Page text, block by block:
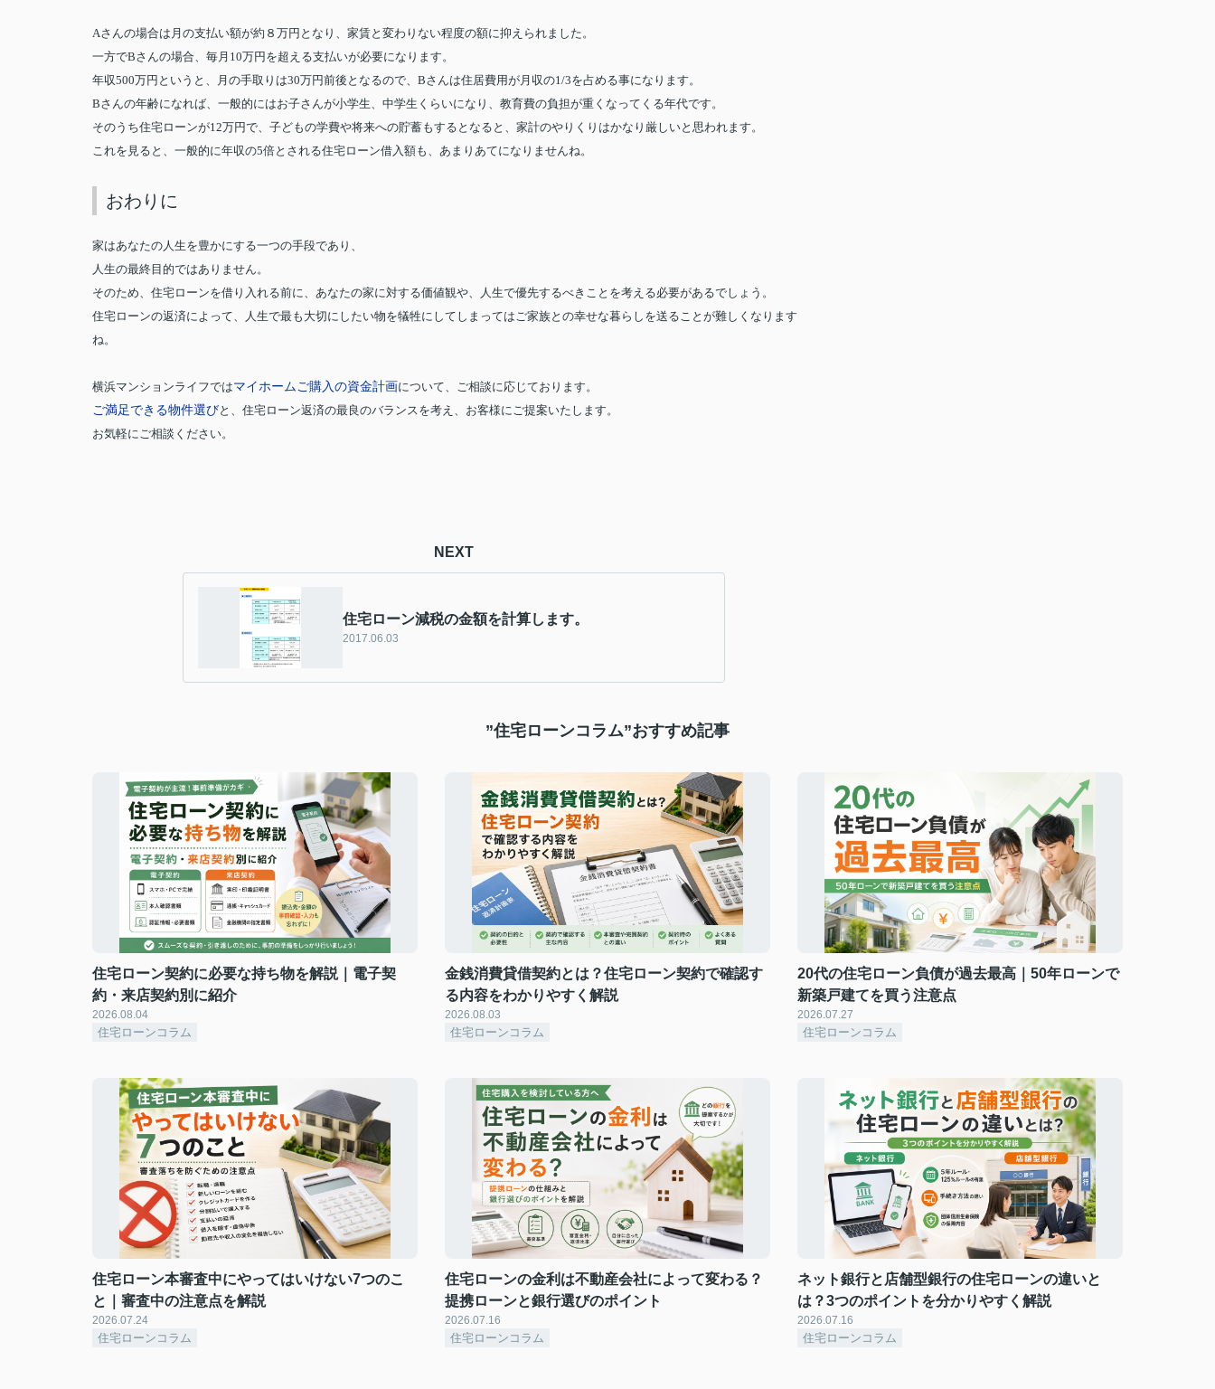
Aさんの場合は月の支払い額が約８万円となり、家賃と変わりない程度の額に抑えられました。
一方でBさんの場合、毎月10万円を超える支払いが必要になります。
年収500万円というと、月の手取りは30万円前後となるので、Bさんは住居費用が月収の1/3を占める事になります。
Bさんの年齢になれば、一般的にはお子さんが小学生、中学生くらいになり、教育費の負担が重くなってくる年代です。
そのうち住宅ローンが12万円で、子どもの学費や将来への貯蓄もするとなると、家計のやりくりはかなり厳しいと思われます。
これを見ると、一般的に年収の5倍とされる住宅ローン借入額も、あまりあてになりませんね。
おわりに
家はあなたの人生を豊かにする一つの手段であり、
人生の最終目的ではありません。
そのため、住宅ローンを借り入れる前に、あなたの家に対する価値観や、人生で優先するべきことを考える必要があるでしょう。
住宅ローンの返済によって、人生で最も大切にしたい物を犠牲にしてしまってはご家族との幸せな暮らしを送ることが難しくなります
ね。
横浜マンションライフではマイホームご購入の資金計画について、 ご相談に応じております。
ご満足できる物件選びと、住宅ローン返済の最良のバランスを考え、お客様にご提案いたします。
お気軽にご相談ください。
NEXT
住宅ローン減税の金額を計算します。
2017.06.03
”住宅ローンコラム”おすすめ記事
住宅ローン契約に必要な持ち物を解説｜電子契
約・来店契約別に紹介
2026.08.04
住宅ローンコラム
金銭消費貸借契約とは？住宅ローン契約で確認す
る内容をわかりやすく解説
2026.08.03
住宅ローンコラム
20代の住宅ローン負債が過去最高｜50年ローンで
新築戸建てを買う注意点
2026.07.27
住宅ローンコラム
住宅ローン本審査中にやってはいけない7つのこ
と｜審査中の注意点を解説
2026.07.24
住宅ローンコラム
住宅ローンの金利は不動産会社によって変わる？
提携ローンと銀行選びのポイント
2026.07.16
住宅ローンコラム
ネット銀行と店舗型銀行の住宅ローンの違いと
は？3つのポイントを分かりやすく解説
2026.07.16
住宅ローンコラム